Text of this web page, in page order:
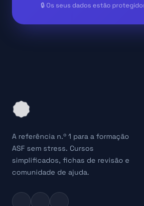
🔒 Os seus dados estão
A referência n.º 1 para a formação
ASF sem stress. Cursos
simplificados, fichas de revisão e
comunidade de ajuda.